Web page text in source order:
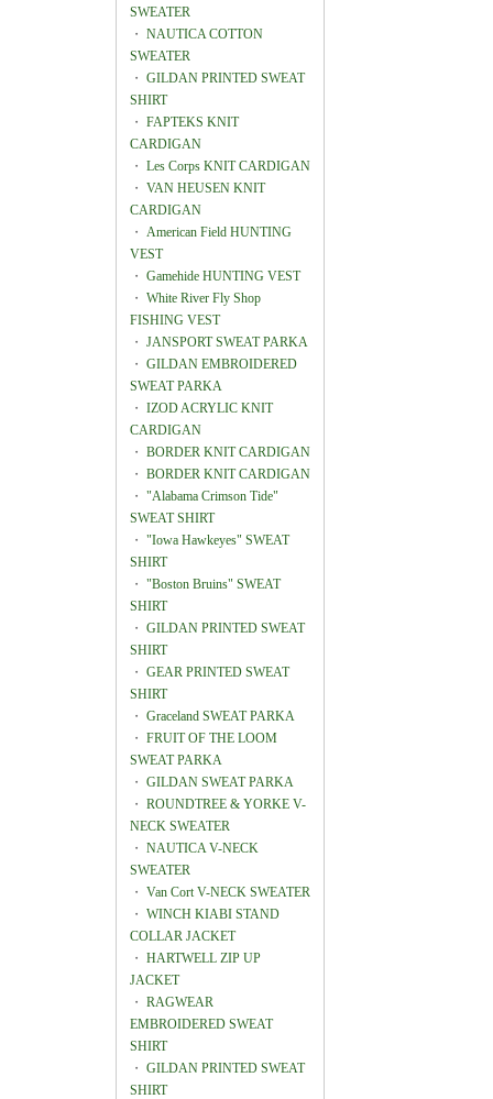
SWEATER
・ NAUTICA COTTON
SWEATER
・ GILDAN PRINTED SWEAT
SHIRT
・ FAPTEKS KNIT
CARDIGAN
・ Les Corps KNIT CARDIGAN
・ VAN HEUSEN KNIT
CARDIGAN
・ American Field HUNTING
VEST
・ Gamehide HUNTING VEST
・ White River Fly Shop
FISHING VEST
・ JANSPORT SWEAT PARKA
・ GILDAN EMBROIDERED
SWEAT PARKA
・ IZOD ACRYLIC KNIT
CARDIGAN
・ BORDER KNIT CARDIGAN
・ BORDER KNIT CARDIGAN
・ "Alabama Crimson Tide"
SWEAT SHIRT
・ "Iowa Hawkeyes" SWEAT
SHIRT
・ "Boston Bruins" SWEAT
SHIRT
・ GILDAN PRINTED SWEAT
SHIRT
・ GEAR PRINTED SWEAT
SHIRT
・ Graceland SWEAT PARKA
・ FRUIT OF THE LOOM
SWEAT PARKA
・ GILDAN SWEAT PARKA
・ ROUNDTREE & YORKE V-
NECK SWEATER
・ NAUTICA V-NECK
SWEATER
・ Van Cort V-NECK SWEATER
・ WINCH KIABI STAND
COLLAR JACKET
・ HARTWELL ZIP UP
JACKET
・ RAGWEAR
EMBROIDERED SWEAT
SHIRT
・ GILDAN PRINTED SWEAT
SHIRT